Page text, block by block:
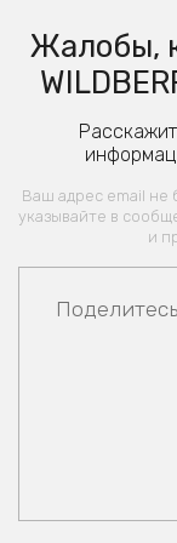
Жалобы,
Ваш адрес email не
указывайте в
и